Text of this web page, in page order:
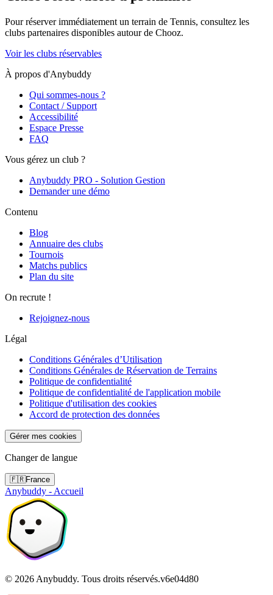
Pour réserver immédiatement un terrain de Tennis, consultez les
clubs partenaires disponibles autour de Chooz.
Voir les clubs réservables
À propos d'Anybuddy
Qui sommes-nous ?
Contact / Support
Accessibilité
Espace Presse
FAQ
Vous gérez un club ?
Anybuddy PRO - Solution Gestion
Demander une démo
Contenu
Blog
Annuaire des clubs
Tournois
Matchs publics
Plan du site
On recrute !
Rejoignez-nous
Légal
Conditions Générales d’Utilisation
Conditions Générales de Réservation de Terrains
Politique de confidentialité
Politique de confidentialité de l'application mobile
Politique d'utilisation des cookies
Accord de protection des données
Gérer mes cookies
Changer de langue
🇫🇷France
Anybuddy - Accueil
© 2026 Anybuddy. Tous droits réservés.v6e04d80